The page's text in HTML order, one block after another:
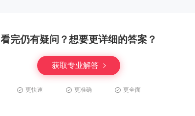
看完仍有疑问？想要更详细的答案？
获取专业解答
更快速 更准确 更全面